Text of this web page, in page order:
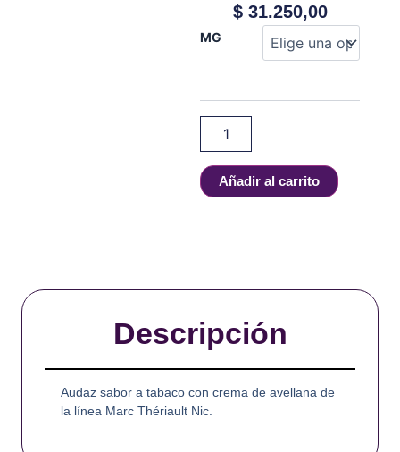
$31.250,00
MG
MARC
-
60
Añadir al carrito
Descripción
Audaz sabor a tabaco con crema de avellana de
la línea Marc Thériault Nic.